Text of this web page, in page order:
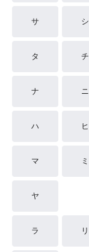
サ シ
タ チ
ナ ニ
ハ ヒ
マ ミ
ヤ
ラ リ